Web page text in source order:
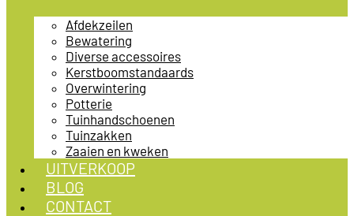
Afdekzeilen
Bewatering
Diverse accessoires
Kerstboomstandaards
Overwintering
Potterie
Tuinhandschoenen
Tuinzakken
Zaaien en kweken
UITVERKOOP
BLOG
CONTACT